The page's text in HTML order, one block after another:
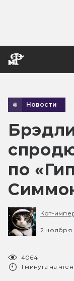
Новости
по
Кот-
2 ноября
4064
1 минута на